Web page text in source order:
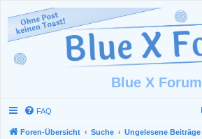
Blue X Forum
FAQ
Foren-Übersicht Suche Ungelesene Beiträge